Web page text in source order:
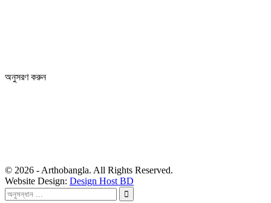
অনুসরণ করুন
© 2026 - Arthobangla. All Rights Reserved.
Website Design: Design Host BD